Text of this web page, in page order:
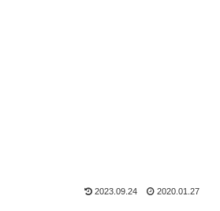
2023.09.24 2020.01.27